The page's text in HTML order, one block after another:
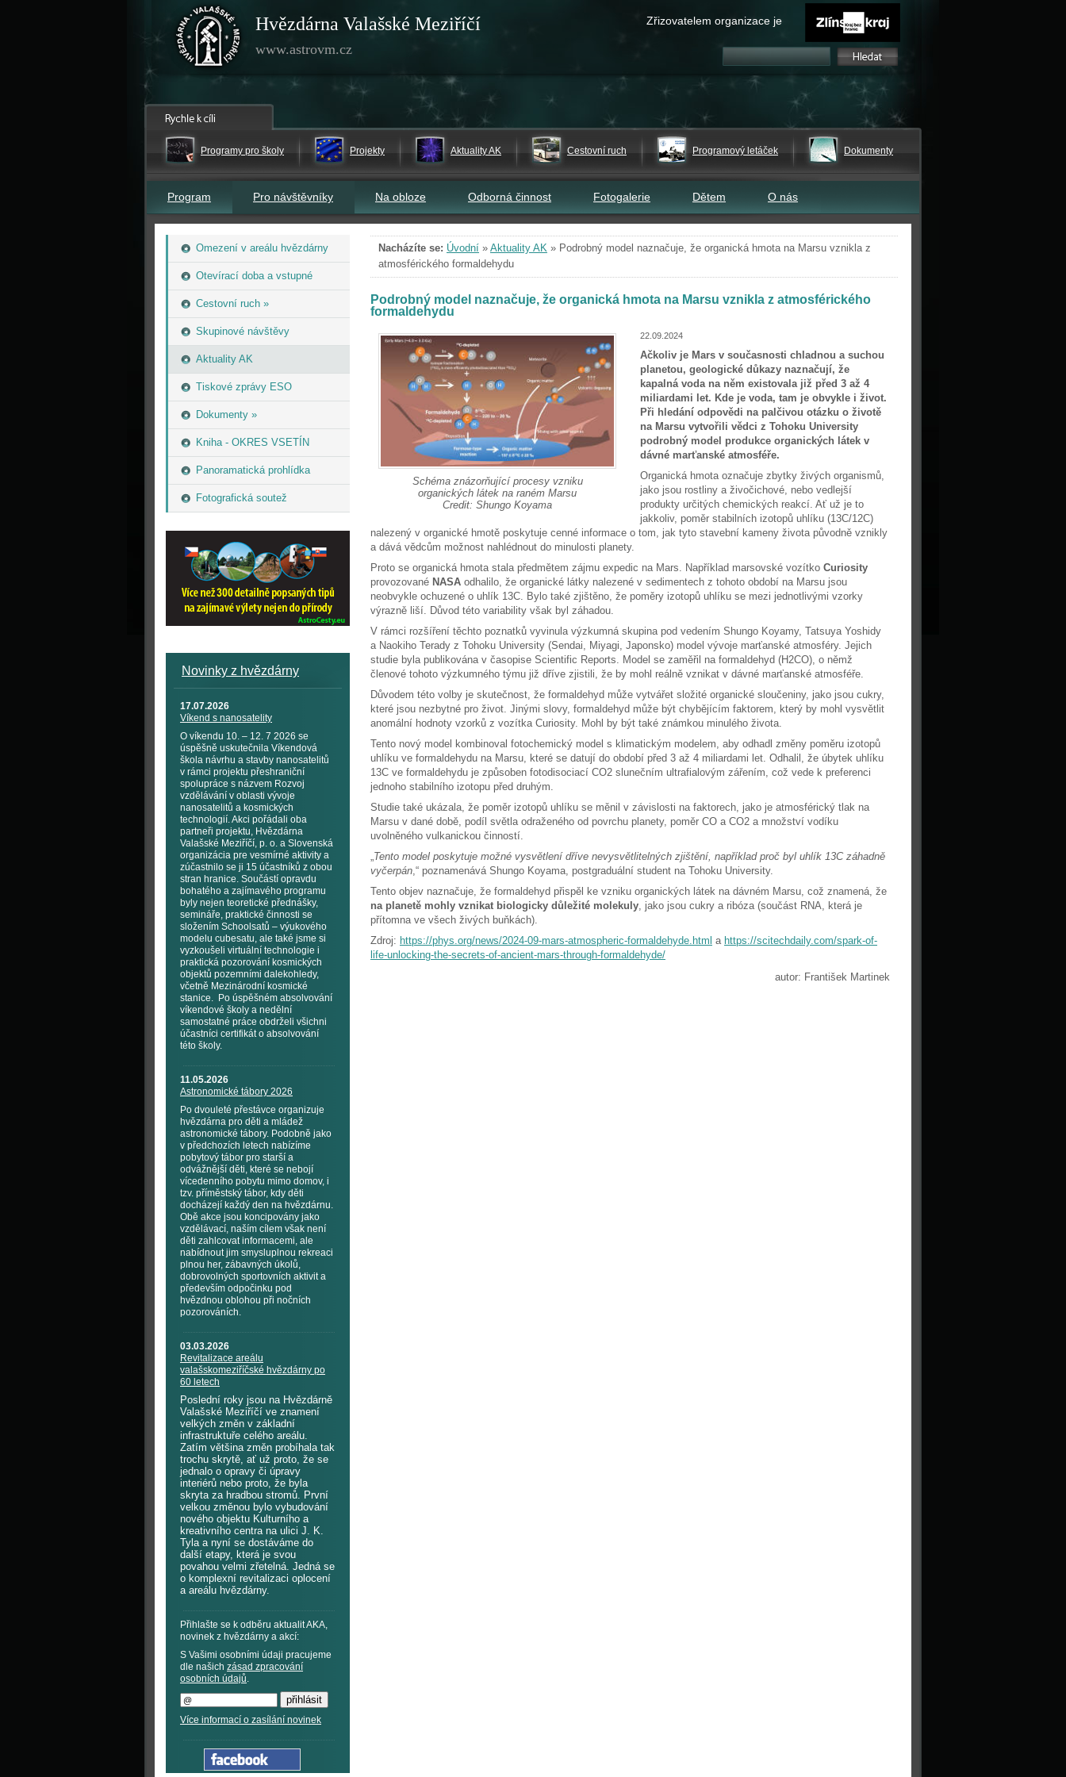
Hvězdárna Valašské Meziříčí
www.astrovm.cz
Zřizovatelem organizace je
Programy pro školy Projekty Aktuality AK Cestovní ruch Programový letáček Dokumenty
Program Pro návštěvníky Na obloze Odborná činnost Fotogalerie Dětem O nás
Omezení v areálu hvězdárny
Otevírací doba a vstupné
Cestovní ruch »
Skupinové návštěvy
Aktuality AK
Tiskové zprávy ESO
Dokumenty »
Kniha - OKRES VSETÍN
Panoramatická prohlídka
Fotografická soutež
Novinky z hvězdárny
17.07.2026
Víkend s nanosatelity
O víkendu 10. – 12. 7 2026 se
úspěšně uskutečnila Víkendová
škola návrhu a stavby nanosatelitů
v rámci projektu přeshraniční
spolupráce s názvem Rozvoj
vzdělávání v oblasti vývoje
nanosatelitů a kosmických
technologií. Akci pořádali oba
partneři projektu, Hvězdárna
Valašské Meziříčí, p. o. a Slovenská
organizácia pre vesmírné aktivity a
zúčastnilo se ji 15 účastníků z obou
stran hranice. Součástí opravdu
bohatého a zajímavého programu
byly nejen teoretické přednášky,
semináře, praktické činnosti se
složením Schoolsatů – výukového
modelu cubesatu, ale také jsme si
vyzkoušeli virtuální technologie i
praktická pozorování kosmických
objektů pozemními dalekohledy,
včetně Mezinárodní kosmické
stanice. Po úspěšném absolvování
víkendové školy a nedělní
samostatné práce obdrželi všichni
účastníci certifikát o absolvování
této školy.
11.05.2026
Astronomické tábory 2026
Po dvouleté přestávce organizuje
hvězdárna pro děti a mládež
astronomické tábory. Podobně jako
v předchozích letech nabízíme
pobytový tábor pro starší a
odvážnější děti, které se nebojí
vícedenního pobytu mimo domov, i
tzv. příměstský tábor, kdy děti
docházejí každý den na hvězdárnu.
Obě akce jsou koncipovány jako
vzdělávací, naším cílem však není
děti zahlcovat informacemi, ale
nabídnout jim smysluplnou rekreaci
plnou her, zábavných úkolů,
dobrovolných sportovních aktivit a
především odpočinku pod
hvězdnou oblohou při nočních
pozorováních.
03.03.2026
Revitalizace areálu
valašskomeziříčské hvězdárny po
60 letech
Poslední roky jsou na Hvězdárně
Valašské Meziříčí ve znamení
velkých změn v základní
infrastruktuře celého areálu.
Zatím většina změn probíhala tak
trochu skrytě, ať už proto, že se
jednalo o opravy či úpravy
interiérů nebo proto, že byla
skryta za hradbou stromů. První
velkou změnou bylo vybudování
nového objektu Kulturního a
kreativního centra na ulici J. K.
Tyla a nyní se dostáváme do
další etapy, která je svou
povahou velmi zřetelná. Jedná se
o komplexní revitalizaci oplocení
a areálu hvězdárny.
Přihlašte se k odběru aktualit AKA,
novinek z hvězdárny a akcí:
S Vašimi osobními údaji pracujeme
dle našich zásad zpracování
osobních údajů.
Více informací o zasílání novinek
Nacházíte se: Úvodní » Aktuality AK » Podrobný model naznačuje, že organická hmota na Marsu vznikla z
atmosférického formaldehydu
Podrobný model naznačuje, že organická hmota na Marsu vznikla z atmosférického
formaldehydu
22.09.2024
Schéma znázorňující procesy vzniku
organických látek na raném Marsu
Credit: Shungo Koyama
Ačkoliv je Mars v současnosti chladnou a suchou
planetou, geologické důkazy naznačují, že
kapalná voda na něm existovala již před 3 až 4
miliardami let. Kde je voda, tam je obvykle i život.
Při hledání odpovědi na palčivou otázku o životě
na Marsu vytvořili vědci z Tohoku University
podrobný model produkce organických látek v
dávné marťanské atmosféře.
Organická hmota označuje zbytky živých organismů,
jako jsou rostliny a živočichové, nebo vedlejší
produkty určitých chemických reakcí. Ať už je to
jakkoliv, poměr stabilních izotopů uhlíku (13C/12C)
nalezený v organické hmotě poskytuje cenné informace o tom, jak tyto stavební kameny života původně vznikly
a dává vědcům možnost nahlédnout do minulosti planety.
Proto se organická hmota stala předmětem zájmu expedic na Mars. Například marsovské vozítko Curiosity
provozované NASA odhalilo, že organické látky nalezené v sedimentech z tohoto období na Marsu jsou
neobvykle ochuzené o uhlík 13C. Bylo také zjištěno, že poměry izotopů uhlíku se mezi jednotlivými vzorky
výrazně liší. Důvod této variability však byl záhadou.
V rámci rozšíření těchto poznatků vyvinula výzkumná skupina pod vedením Shungo Koyamy, Tatsuya Yoshidy
a Naokiho Terady z Tohoku University (Sendai, Miyagi, Japonsko) model vývoje marťanské atmosféry. Jejich
studie byla publikována v časopise Scientific Reports. Model se zaměřil na formaldehyd (H2CO), o němž
členové tohoto výzkumného týmu již dříve zjistili, že by mohl reálně vznikat v dávné marťanské atmosféře.
Důvodem této volby je skutečnost, že formaldehyd může vytvářet složité organické sloučeniny, jako jsou cukry,
které jsou nezbytné pro život. Jinými slovy, formaldehyd může být chybějícím faktorem, který by mohl vysvětlit
anomální hodnoty vzorků z vozítka Curiosity. Mohl by být také známkou minulého života.
Tento nový model kombinoval fotochemický model s klimatickým modelem, aby odhadl změny poměru izotopů
uhlíku ve formaldehydu na Marsu, které se datují do období před 3 až 4 miliardami let. Odhalil, že úbytek uhlíku
13C ve formaldehydu je způsoben fotodisociací CO2 slunečním ultrafialovým zářením, což vede k preferenci
jednoho stabilního izotopu před druhým.
Studie také ukázala, že poměr izotopů uhlíku se měnil v závislosti na faktorech, jako je atmosférický tlak na
Marsu v dané době, podíl světla odraženého od povrchu planety, poměr CO a CO2 a množství vodíku
uvolněného vulkanickou činností.
„Tento model poskytuje možné vysvětlení dříve nevysvětlitelných zjištění, například proč byl uhlík 13C záhadně
vyčerpán,“ poznamenává Shungo Koyama, postgraduální student na Tohoku University.
Tento objev naznačuje, že formaldehyd přispěl ke vzniku organických látek na dávném Marsu, což znamená, že
na planetě mohly vznikat biologicky důležité molekuly, jako jsou cukry a ribóza (součást RNA, která je
přítomna ve všech živých buňkách).
Zdroj: https://phys.org/news/2024-09-mars-atmospheric-formaldehyde.html a https://scitechdaily.com/spark-of-
life-unlocking-the-secrets-of-ancient-mars-through-formaldehyde/
autor: František Martinek